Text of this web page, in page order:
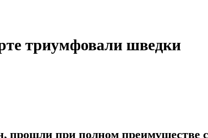
триумфовали шведки
прошли при полном преимуществе